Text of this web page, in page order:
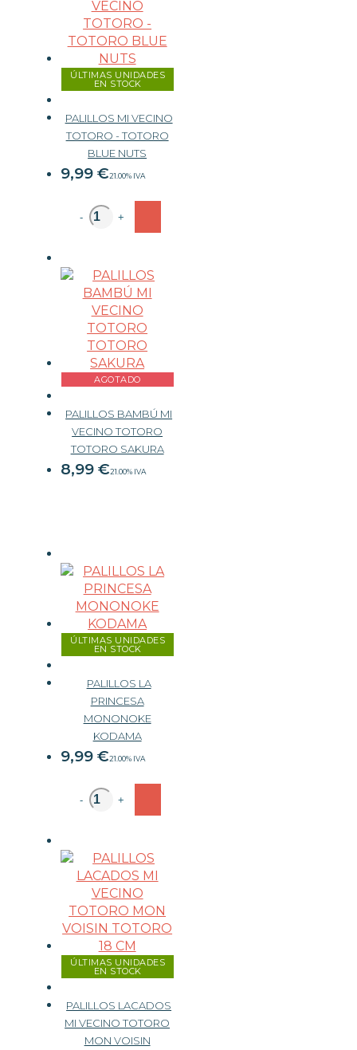
ÚLTIMAS UNIDADES
EN STOCK
PALILLOS MI VECINO
TOTORO - TOTORO
BLUE NUTS
9,99 €21.00% IVA
- +
AGOTADO
PALILLOS BAMBÚ MI
VECINO TOTORO
TOTORO SAKURA
8,99 €21.00% IVA
ÚLTIMAS UNIDADES
EN STOCK
PALILLOS LA
PRINCESA
MONONOKE
KODAMA
9,99 €21.00% IVA
- +
ÚLTIMAS UNIDADES
EN STOCK
PALILLOS LACADOS
MI VECINO TOTORO
MON VOISIN